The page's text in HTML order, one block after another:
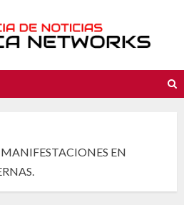
EN